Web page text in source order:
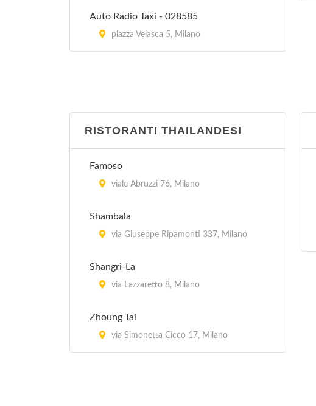
Auto Radio Taxi - 028585
piazza Velasca 5, Milano
RISTORANTI THAILANDESI
Famoso
viale Abruzzi 76, Milano
Shambala
via Giuseppe Ripamonti 337, Milano
Shangri-La
via Lazzaretto 8, Milano
Zhoung Tai
via Simonetta Cicco 17, Milano